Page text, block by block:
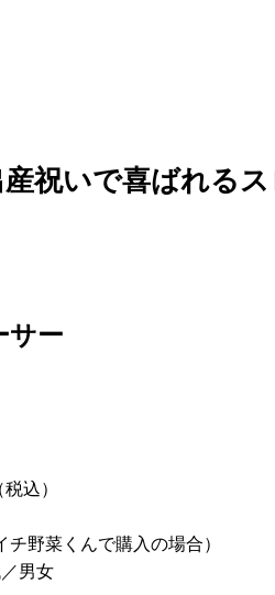
産祝いで喜ばれる
サー
込）
チ野菜くんで購入の場合）
男女